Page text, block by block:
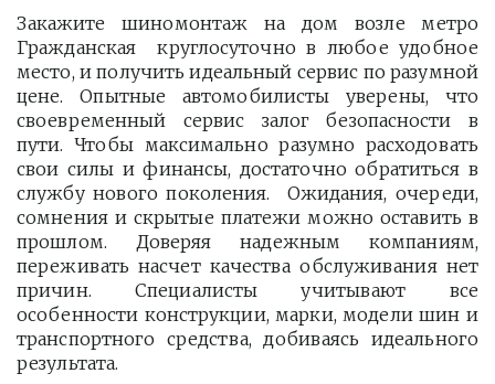
Закажите шиномонтаж на дом возле метро
Гражданская круглосуточно в любое удобное
место, и получить идеальный сервис по разумной
цене. Опытные автомобилисты уверены, что
своевременный сервис залог безопасности в
пути. Чтобы максимально разумно расходовать
свои силы и финансы, достаточно обратиться в
службу нового поколения. Ожидания, очереди,
сомнения и скрытые платежи можно оставить в
прошлом. Доверяя надежным компаниям,
переживать насчет качества обслуживания нет
причин. Специалисты учитывают все
особенности конструкции, марки, модели шин и
транспортного средства, добиваясь идеального
результата.